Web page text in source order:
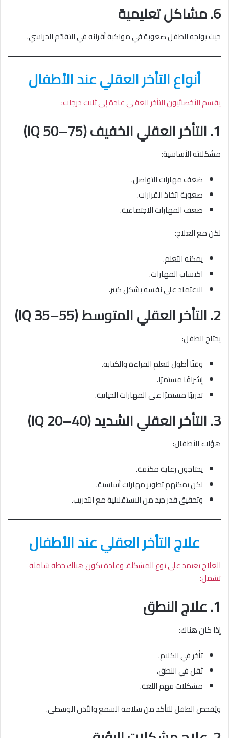
6. مشاكل تعليمية
حيث يواجه الطفل صعوبة في مواكبة أقرانه في التقدّم الدراسي.
أنواع التأخر العقلي عند الأطفال
يقسم الأخصائيون التأخر العقلي عادة إلى ثلاث درجات:
1. التأخر العقلي الخفيف (IQ 50–75)
مشكلاته الأساسية:
ضعف مهارات التواصل.
صعوبة اتخاذ القرارات.
ضعف المهارات الاجتماعية.
لكن مع العلاج:
يمكنه التعلم.
اكتساب المهارات.
الاعتماد على نفسه بشكل كبير.
2. التأخر العقلي المتوسط (IQ 35–55)
يحتاج الطفل:
وقتًا أطول لتعلم القراءة والكتابة.
إشرافًا مستمرًا.
تدريبًا مستمرًا على المهارات الحياتية.
3. التأخر العقلي الشديد (IQ 20–40)
هؤلاء الأطفال:
يحتاجون رعاية مكثفة.
لكن يمكنهم تطوير مهارات أساسية.
وتحقيق قدر جيد من الاستقلالية مع التدريب.
علاج التأخر العقلي عند الأطفال
العلاج يعتمد على نوع المشكلة، وعادة يكون هناك خطة شاملة
تشمل:
1. علاج النطق
إذا كان هناك:
تأخر في الكلام.
ثقل في النطق.
مشكلات فهم اللغة.
ويُفحص الطفل للتأكد من سلامة السمع والأذن الوسطى.